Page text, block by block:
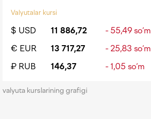
Valyutalar kursi
$ USD 11 886,72
- 55,49 so‘m
€ EUR
13 717,27
- 25,83 so‘m
₽ RUB
146,37 - 1,05 so‘m
valyuta kurslarining grafigi